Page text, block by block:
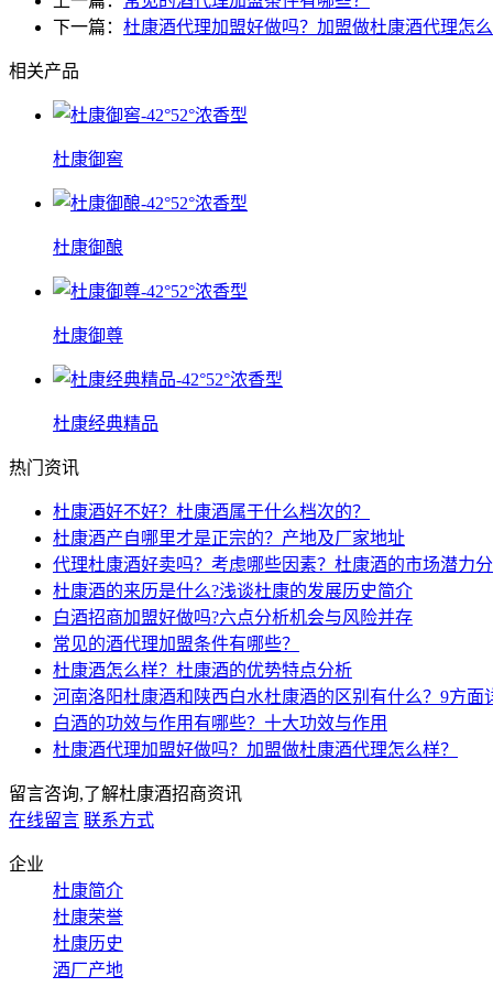
下一篇： 杜康酒代理加盟好做吗？加盟做杜康酒代理怎
相关产品
杜康御窖
杜康御酿
杜康御尊
杜康经典精品
热门资讯
杜康酒好不好？杜康酒属于什么档次的？
杜康酒产自哪里才是正宗的？产地及厂家地址
代理杜康酒好卖吗？考虑哪些因素？杜康酒的市场潜力
杜康酒的来历是什么?浅谈杜康的发展历史简介
白酒招商加盟好做吗?六点分析机会与风险并存
常见的酒代理加盟条件有哪些？
杜康酒怎么样？杜康酒的优势特点分析
河南洛阳杜康酒和陕西白水杜康酒的区别有什么？9方面
白酒的功效与作用有哪些？十大功效与作用
杜康酒代理加盟好做吗？加盟做杜康酒代理怎么样？
留言咨询,了解杜康酒招商资讯
在线留言 联系方式
企业
杜康简介
杜康荣誉
杜康历史
酒厂产地